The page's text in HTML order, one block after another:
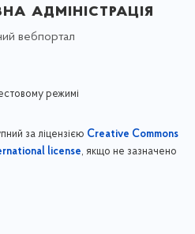
адміністрація
вебпортал
режимі
за ліцензією Creative Commons
license, якщо не зазначено